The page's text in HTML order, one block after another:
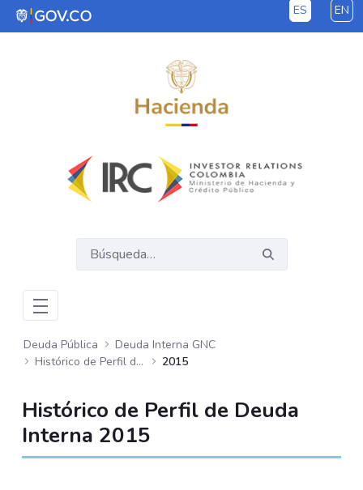
Saltar al contenido principal ES EN
Deuda Pública
Deuda Interna GNC
Histórico de Perfil de Deuda Interna
2015
Histórico de Perfil de Deuda
Interna 2015